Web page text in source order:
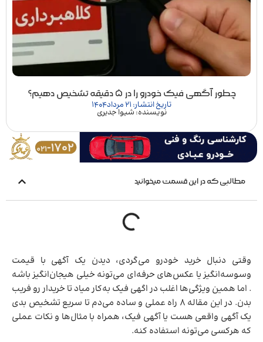
چطور آگهی فیک خودرو را در ۵ دقیقه تشخیص دهیم؟
تاریخ انتشار: 21 مرداد 1404
نویسنده: شیوا جدیری
مطالبی که در این قسمت میخوانید
وقتی دنبال خرید خودرو می‌گردی، دیدن یک آگهی با قیمت
وسوسه‌انگیز یا عکس‌های حرفه‌ای می‌تونه خیلی هیجان‌انگیز باشه
. اما همین ویژگی‌ها اغلب در اگهی فیک به‌کار میاد تا خریدار رو فریب
بدن. در این مقاله ۸ راه عملی و ساده می‌دم تا سریع تشخیص بدی
یک آگهی واقعی هست یا آگهی فیک، همراه با مثال‌ها و نکات عملی
که هرکسی می‌تونه استفاده کنه.